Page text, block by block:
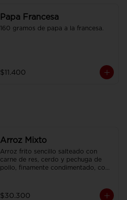
Papa Francesa
160 gramos de papa a la francesa.
$11.400
Arroz Mixto
Arroz frito sencillo salteado con
carne de res, cerdo y pechuga de
pollo, finamente condimentado, con
$30.300